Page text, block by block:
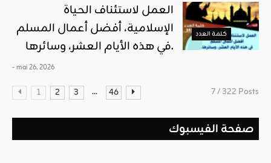
كلمة العدد
العمل لاستئناف الحياة
الإسلامية، أفضل أعمال المسلم
في هذه الأيام العشر، وسائرها.
- mai 26, 2026
1 2 3 ... 46 7 / 322 Posts
صفحة الفيسبوك